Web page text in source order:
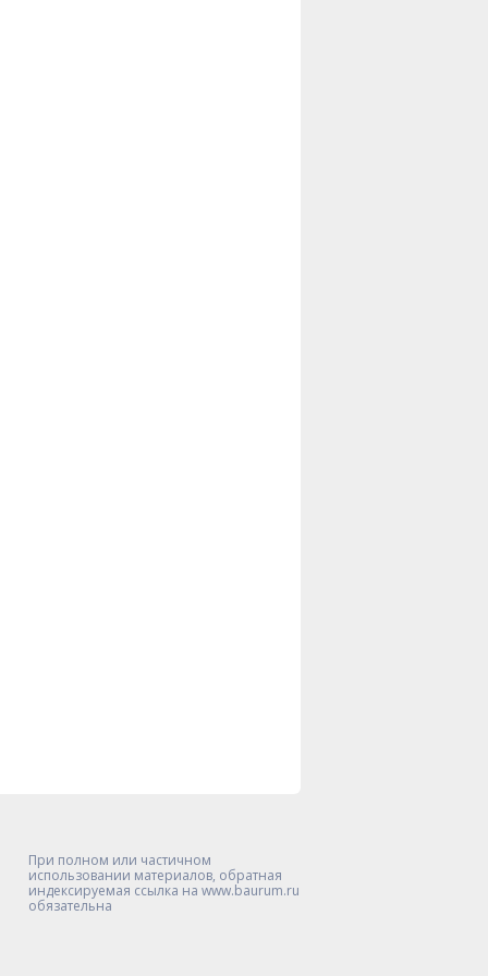
При полном или частичном
использовании материалов, обратная
индексируемая ссылка на www.baurum.ru
обязательна